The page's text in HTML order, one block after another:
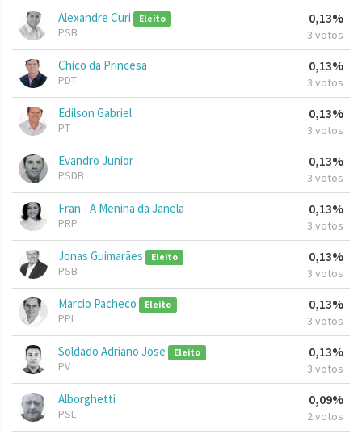
Alexandre Curi Eleito
PSB
0,13%
3 votos
Chico da Princesa
PDT
0,13%
3 votos
Edilson Gabriel
PT
0,13%
3 votos
Evandro Junior
PSDB
0,13%
3 votos
Fran - A Menina da Janela
PRP
0,13%
3 votos
Jonas Guimarães Eleito
PSB
0,13%
3 votos
Marcio Pacheco Eleito
PPL
0,13%
3 votos
Soldado Adriano Jose Eleito
PV
0,13%
3 votos
Alborghetti
PSL
0,09%
2 votos